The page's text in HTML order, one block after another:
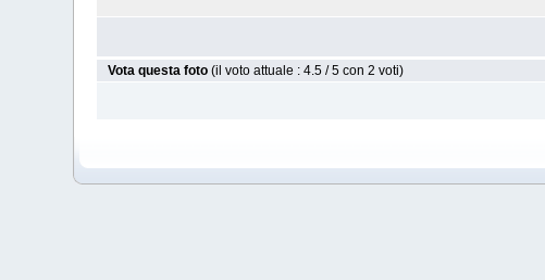
Vota questa foto (il voto attuale : 4.5 / 5 con 2 voti)